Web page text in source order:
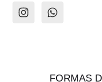
FORMAS